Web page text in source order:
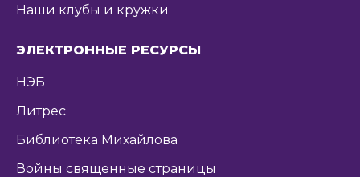
Наши клубы и кружки
ЭЛЕКТРОННЫЕ РЕСУРСЫ
НЭБ
Литрес
Библиотека Михайлова
Войны священные страницы